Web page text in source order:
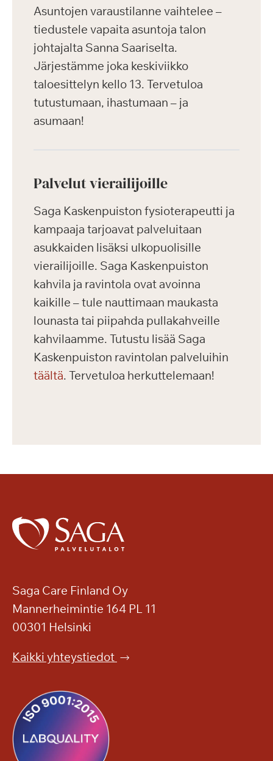
Asuntojen varaustilanne vaihtelee –
tiedustele vapaita asuntoja talon
johtajalta Sanna Saariselta.
Järjestämme joka keskiviikko
taloesittelyn kello 13. Tervetuloa
tutustumaan, ihastumaan – ja
asumaan!
Palvelut vierailijoille
Saga Kaskenpuiston fysioterapeutti ja
kampaaja tarjoavat palveluitaan
asukkaiden lisäksi ulkopuolisille
vierailijoille. Saga Kaskenpuiston
kahvila ja ravintola ovat avoinna
kaikille – tule nauttimaan maukasta
lounasta tai piipahda pullakahveille
kahvilaamme. Tutustu lisää Saga
Kaskenpuiston ravintolan palveluihin
täältä. Tervetuloa herkuttelemaan!
Saga Care Finland Oy
Mannerheimintie 164 PL 11
00301 Helsinki
Kaikki yhteystiedot